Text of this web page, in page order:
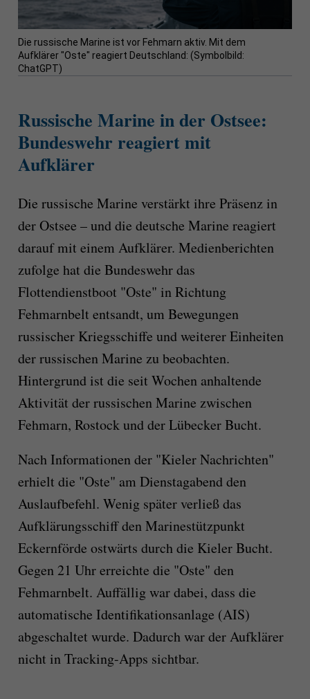
Die russische Marine ist vor Fehmarn aktiv. Mit dem
Aufklärer "Oste" reagiert Deutschland: (Symbolbild:
ChatGPT)
Russische Marine in der Ostsee:
Bundeswehr reagiert mit
Aufklärer
Die russische Marine verstärkt ihre Präsenz in
der Ostsee – und die deutsche Marine reagiert
darauf mit einem Aufklärer. Medienberichten
zufolge hat die Bundeswehr das
Flottendienstboot "Oste" in Richtung
Fehmarnbelt entsandt, um Bewegungen
russischer Kriegsschiffe und weiterer Einheiten
der russischen Marine zu beobachten.
Hintergrund ist die seit Wochen anhaltende
Aktivität der russischen Marine zwischen
Fehmarn, Rostock und der Lübecker Bucht.
Nach Informationen der "Kieler Nachrichten"
erhielt die "Oste" am Dienstagabend den
Auslaufbefehl. Wenig später verließ das
Aufklärungsschiff den Marinestützpunkt
Eckernförde ostwärts durch die Kieler Bucht.
Gegen 21 Uhr erreichte die "Oste" den
Fehmarnbelt. Auffällig war dabei, dass die
automatische Identifikationsanlage (AIS)
abgeschaltet wurde. Dadurch war der Aufklärer
nicht in Tracking-Apps sichtbar.